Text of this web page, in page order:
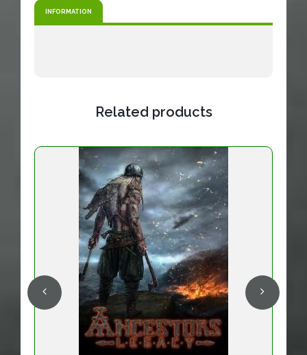
INFORMATION
Related products